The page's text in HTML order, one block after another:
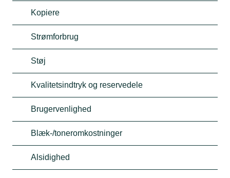
Kopiere
Strømforbrug
Støj
Kvalitetsindtryk og reservedele
Brugervenlighed
Blæk-/toneromkostninger
Alsidighed